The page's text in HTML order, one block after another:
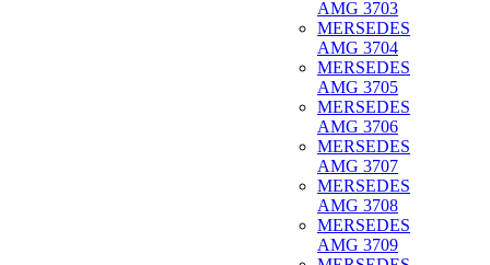
AMG 3703
MERSEDES
AMG 3704
MERSEDES
AMG 3705
MERSEDES
AMG 3706
MERSEDES
AMG 3707
MERSEDES
AMG 3708
MERSEDES
AMG 3709